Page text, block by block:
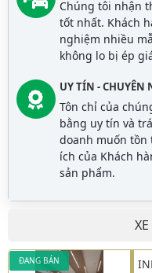
Chúng tôi nhận
tốt nhất. Khách
nghiệm nhiều
không lo bị ép
UY TÍN - CHUYÊN
Tôn chỉ của
bằng uy tín và
doanh muốn tồn
ích của Khách
sản phẩm.
ĐANG BÁN